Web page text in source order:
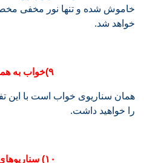
خاموش شده و تنها نور مخفی
خواهد شد.
۹)خواب به همراه پنجره
همان سناریوی خواب است با این
را خواهید داشت.
۱۰) سناریوهای اقتصادی